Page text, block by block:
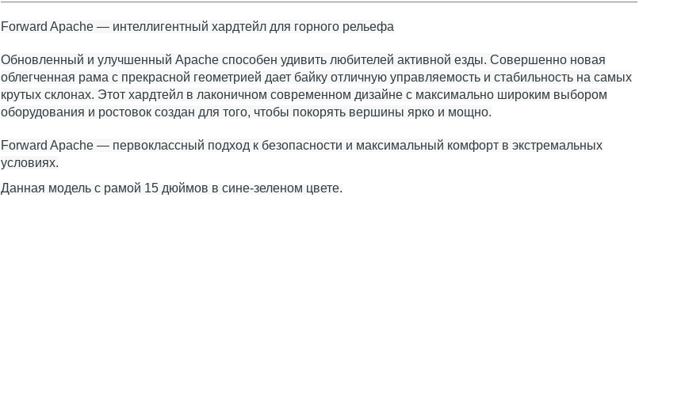
Forward Apache — интеллигентный хардтейл для горного рельефа
Обновленный и улучшенный Apache способен удивить любителей активной езды. Совершенно новая
облегченная рама с прекрасной геометрией дает байку отличную управляемость и стабильность на самых
крутых склонах. Этот хардтейл в лаконичном современном дизайне с максимально широким выбором
оборудования и ростовок создан для того, чтобы покорять вершины ярко и мощно.
Forward Apache — первоклассный подход к безопасности и максимальный комфорт в экстремальных
условиях.
Данная модель с рамой 15 дюймов в сине-зеленом цвете.